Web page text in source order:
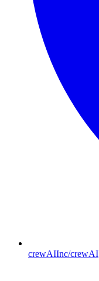
crewAIInc/crewAI